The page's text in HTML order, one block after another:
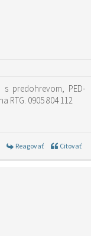
predohrevom, PED-
RTG. 0905 804 112
Reagovať Citovať